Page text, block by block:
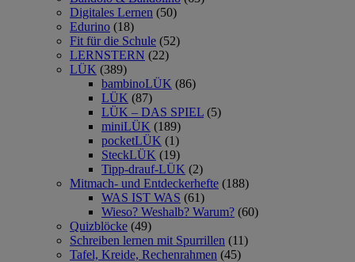
Digitales Lernen (50)
Edurino (18)
Fit für die Schule (52)
LERNSTERN (22)
LÜK (389)
bambinoLÜK (86)
LÜK (87)
LÜK – DAS SPIEL (5)
miniLÜK (189)
pocketLÜK (1)
SteckLÜK (19)
Tipp-drauf-LÜK (2)
Mitmach- und Entdeckerhefte (188)
WAS IST WAS (61)
Wieso? Weshalb? Warum? (60)
Quizblöcke (49)
Schreiben lernen mit Spurrillen (11)
Tafel, Kreide, Rechenrahmen (45)